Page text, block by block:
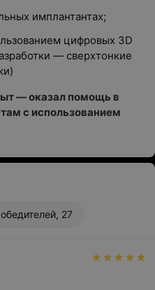
имплантантах;
цифровых 3D
— сверхтонкие
— оказал помощь в
с использованием
27